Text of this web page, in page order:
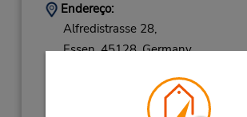
Endereço:
Alfredistrasse 28,
Essen, 45128, Germany
(49) 1805 21 77 11
Horário de funcionamento: